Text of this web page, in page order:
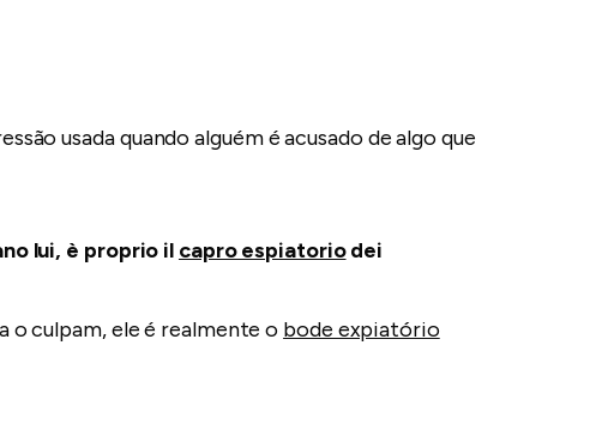
usada quando alguém é acusado de algo que
lui, è proprio il capro espiatoriodei
o culpam, ele é realmente o bode expiatório